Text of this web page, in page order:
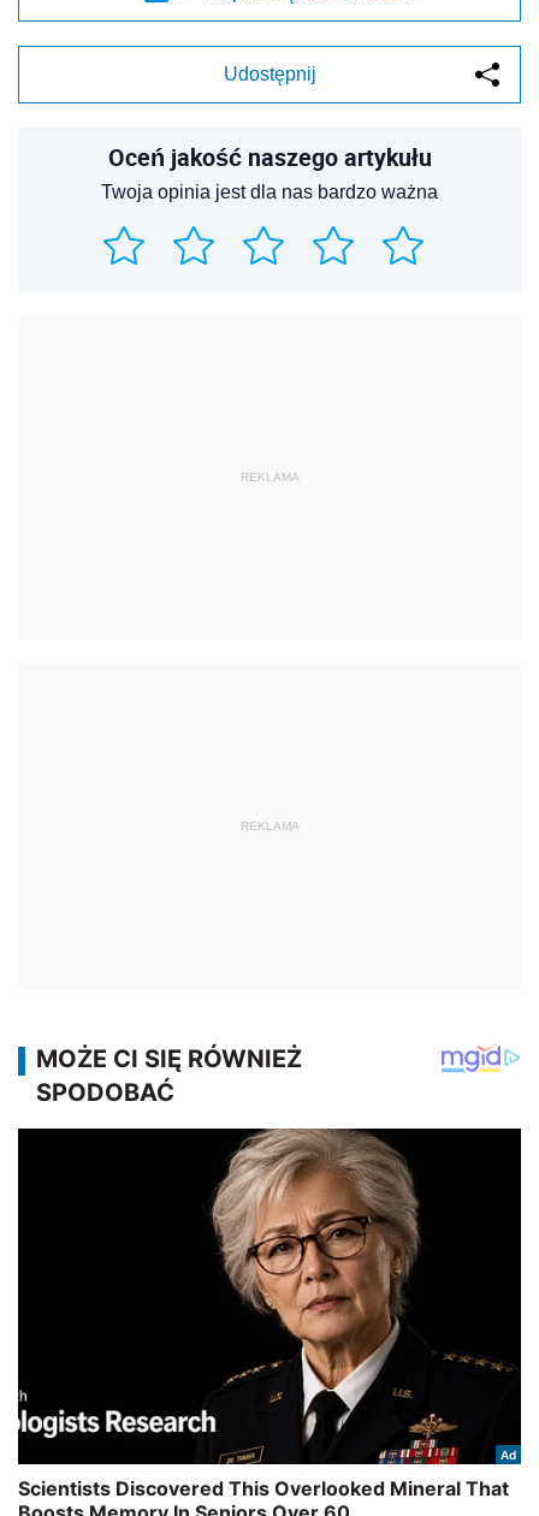
Udostępnij
Oceń jakość naszego artykułu
Twoja opinia jest dla nas bardzo ważna
REKLAMA
REKLAMA